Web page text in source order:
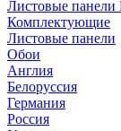
Листовые панели
Комплектующие
Листовые панели
Обои
Англия
Белоруссия
Германия
Россия